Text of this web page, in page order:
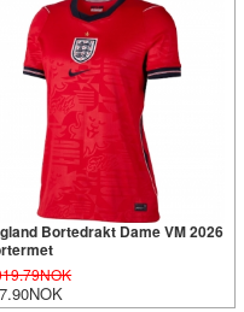
Bortedrakt Dame VM 2026